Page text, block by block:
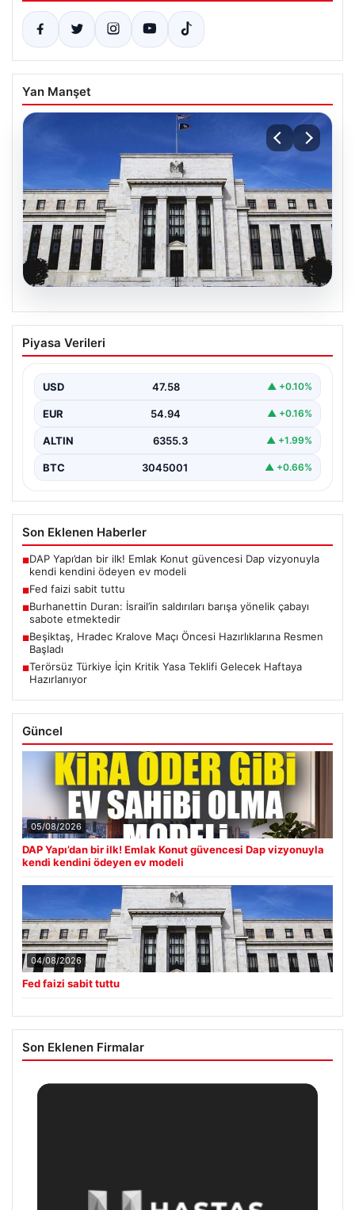
Yan Manşet
Fed faizi sabit tuttu
Piyasa Verileri
USD 47.58 ▲ +0.10%
EUR 54.94 ▲ +0.16%
ALTIN 6355.3 ▲ +1.99%
BTC 3045001 ▲ +0.66%
Son Eklenen Haberler
■DAP Yapı’dan bir ilk! Emlak Konut güvencesi Dap vizyonuyla
kendi kendini ödeyen ev modeli
■Fed faizi sabit tuttu
■Burhanettin Duran: İsrail’in saldırıları barışa yönelik çabayı
sabote etmektedir
■Beşiktaş, Hradec Kralove Maçı Öncesi Hazırlıklarına Resmen
Başladı
■Terörsüz Türkiye İçin Kritik Yasa Teklifi Gelecek Haftaya
Hazırlanıyor
Güncel
05/08/2026
DAP Yapı’dan bir ilk! Emlak Konut güvencesi Dap vizyonuyla
kendi kendini ödeyen ev modeli
04/08/2026
Fed faizi sabit tuttu
Son Eklenen Firmalar